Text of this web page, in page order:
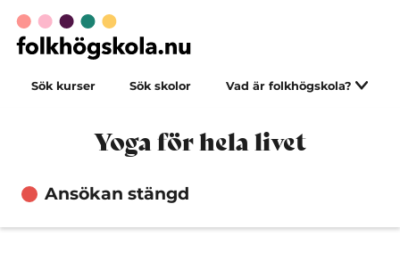
Sök kurser Sök skolor Vad är folkhögskola?
Yoga för hela livet
Ansökan stängd